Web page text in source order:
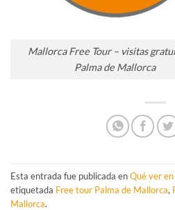
Mallorca Free Tour – visitas
Palma de Mallorca
Esta entrada fue publicada enQué ver
etiquetada Free tour Palma de Mallorca,
Mallorca.